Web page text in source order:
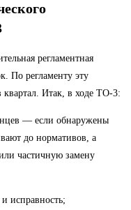
регламентная
По регламенту эту
квартал. Итак, в ходе ТО-3:
— если обнаружены
до нормативов, а
частичную замену
исправность;